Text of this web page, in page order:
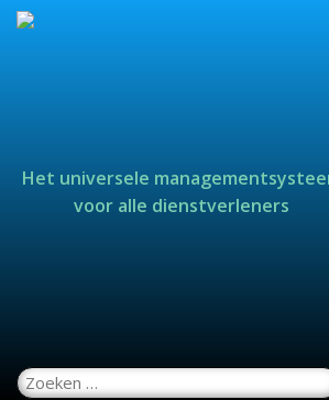
Het universele
voor alle dienstverleners
Zoeken naar: